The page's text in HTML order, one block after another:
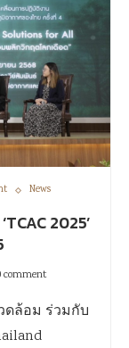
News
2025’
comment
ดล้อม ร่วมกับ